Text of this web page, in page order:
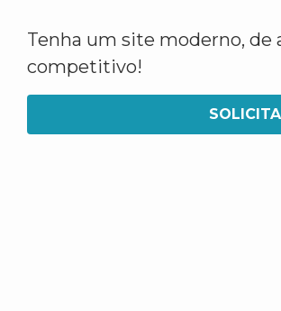
Tenha um site moderno, de
competitivo!